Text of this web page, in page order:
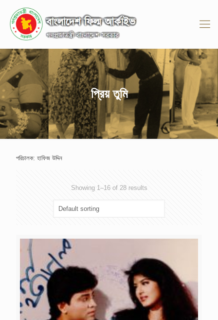
প্রিয় তুমি
পরিচালক: হাফিজ উদ্দিন
Showing 1–16 of 28 results